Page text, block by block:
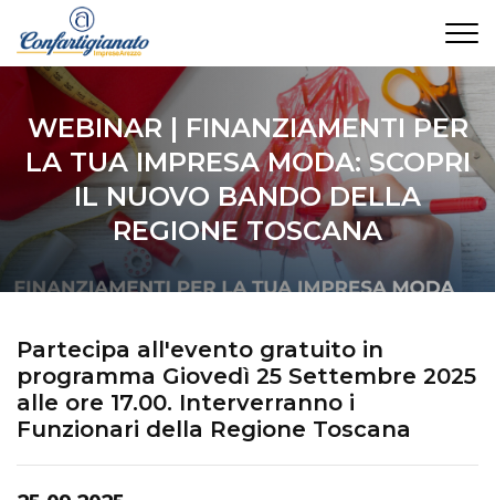
WEBINAR | FINANZIAMENTI PER
LA TUA IMPRESA MODA: SCOPRI
IL NUOVO BANDO DELLA
REGIONE TOSCANA
Partecipa all'evento gratuito in
programma Giovedì 25 Settembre 2025
alle ore 17.00. Interverranno i
Funzionari della Regione Toscana